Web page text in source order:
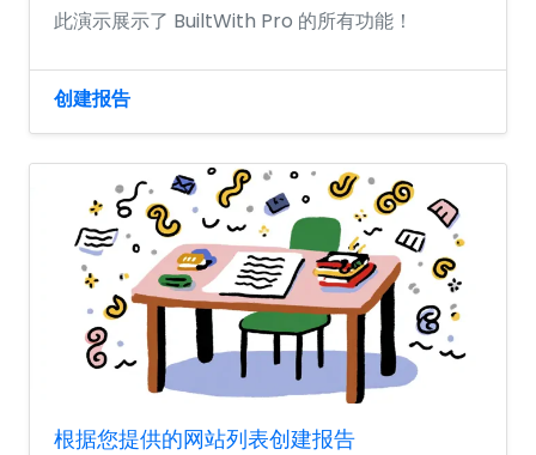
此演示展示了 BuiltWith Pro 的所有功能！
创建报告
根据您提供的网站列表创建报告